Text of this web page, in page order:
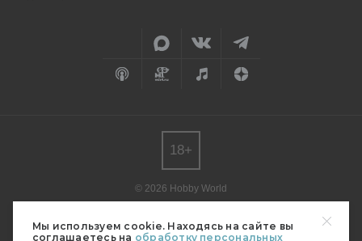
Мы используем cookie. Находясь на сайте вы
соглашаетесь на обработку персональных
© 2026 Hobby World
редакции.
Мнение авторов может не совпадать с мнением редакции.
18+